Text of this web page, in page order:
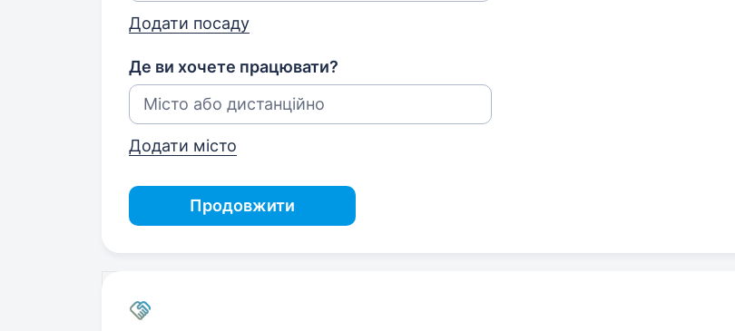
Додати посаду
Де ви хочете працювати?
Додати місто
Продовжити